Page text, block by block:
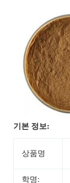
기본 정보:
상품명
학명: